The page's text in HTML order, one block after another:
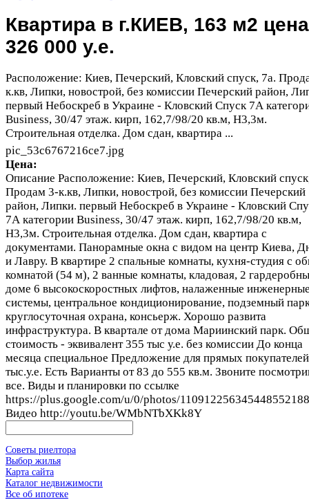
Квартира в г.КИЕВ, 163 м2 цена
326 000 у.е.
Расположение: Киев, Печерский, Кловский спуск, 7а.
к.кв, Липки, новострой, без комиссии Печерский район,
первый Небоскреб в Украине - Кловский Спуск 7А
Business, 30/47 этаж. кирп, 162,7/98/20 кв.м, Н3,3м.
Строительная отделка. Дом сдан, квартира ...
pic_53c6767216ce7.jpg
Цена:
Описание Расположение: Киев, Печерский, Кловский
Продам 3-к.кв, Липки, новострой, без комиссии Печерский
район, Липки. первый Небоскреб в Украине - Кловский
7А категории Business, 30/47 этаж. кирп, 162,7/98/20 кв.м,
Н3,3м. Строительная отделка. Дом сдан, квартира с
документами. Панорамные окна с видом на центр Киева,
и Лавру. В квартире 2 спальные комнаты, кухня-студия с
комнатой (54 м), 2 ванные комнаты, кладовая, 2
доме 6 высокоскоростных лифтов, налаженные
системы, центральное кондиционирование, подземный
круглосуточная охрана, консьерж. Хорошо развита
инфраструктура. В квартале от дома Мариинский парк.
стоимость - эквивалент 355 тыс у.е. без комиссии До конца
месяца специальное Предложение для прямых
тыс.у.е. Есть Варианты от 83 до 555 кв.м. Звоните
все. Виды и планировки по ссылке
https://plus.google.com/u/0/photos/
Видео http://youtu.be/WMbNTbXKk8Y
Советы риелтора
Выбор жилья
Карта сайта
Каталог недвижимости
Все об ипотеке